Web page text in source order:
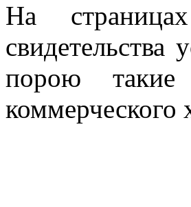
На
порою
коммерческого